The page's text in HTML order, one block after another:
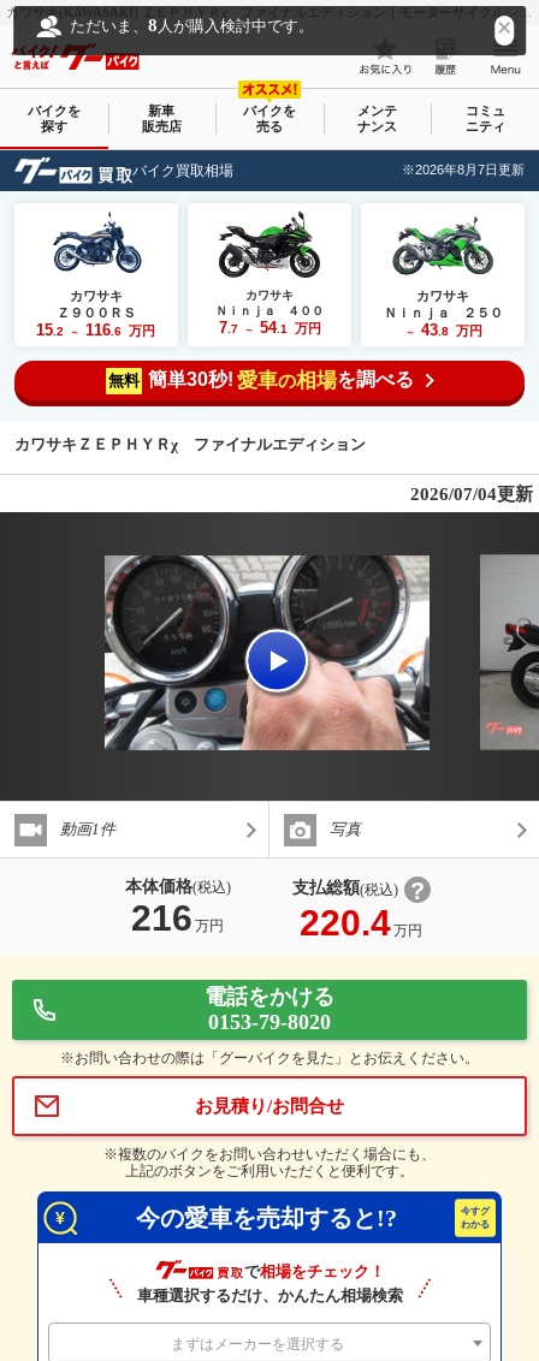
カワサキ(KAWASAKI) ＺＥＰＨＹＲχ ファイナルエディション｜モーターサイクルショップ オアシス｜新車・中古バイクなら【グーバイク(GooBike)】
ただいま、8 人が購入検討中です。
バイクを
探す
新車
販売店
バイクを
売る
メンテ
ナンス
コミュ
ニティ
バイク買取相場 ※2026年8月7日更新
カワサキ
Ｚ９００ＲＳ
15 .2 ～ 116 .6 万円
カワサキ
Ｎｉｎｊａ ４００
7.7 ～ 54.1 万円
カワサキ
Ｎｉｎｊａ ２５０
～ 43.8 万円
無料 簡単30秒! 愛車の相場を調べる
カワサキＺＥＰＨＹＲχ ファイナルエディション
2026/07/04更新
動画1件 写真
本体価格(税込)
216 万円
支払総額(税込)
220.4万円
電話をかける
0153-79-8020
※お問い合わせの際は「グーバイクを見た」とお伝えください。
お見積り/お問合せ
※複数のバイクをお問い合わせいただく場合にも、
上記のボタンをご利用いただくと便利です。
今の愛車を売却すると!?
で相場をチェック！
車種選択するだけ、かんたん相場検索
まずはメーカーを選択する